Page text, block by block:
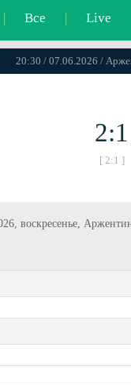
| Все | Live
20:30 / 07.06.2026 /
2:1
[ 2:1 ]
воскресенье,